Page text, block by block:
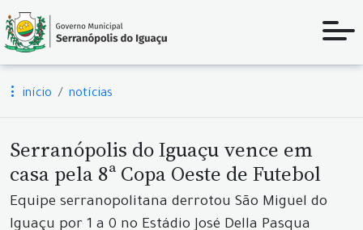
início notícias
Serranópolis do Iguaçu vence em
casa pela 8ª Copa Oeste de Futebol
Equipe serranopolitana derrotou São Miguel do
Iguaçu por 1 a 0 no Estádio José Della Pasqua